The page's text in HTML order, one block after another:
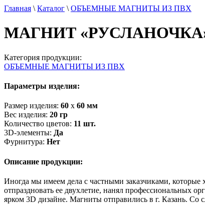
Главная \ Каталог \ ОБЪЕМНЫЕ МАГНИТЫ ИЗ ПВХ
МАГНИТ
Категория продукции:
ОБЪЕМНЫЕ МАГНИТЫ ИЗ ПВХ
Параметры изделия:
Размер изделия: 60 х 60 мм
Вес изделия: 20 гр
Количество цветов: 11 шт.
3D-элементы: Да
Фурнитура: Нет
Описание продукции:
Иногда мы имеем дела с частными заказчиками, которые
отпраздновать ее двухлетие, нанял профессиональных
ярком 3D дизайне. Магниты отправились в г. Казань. Со